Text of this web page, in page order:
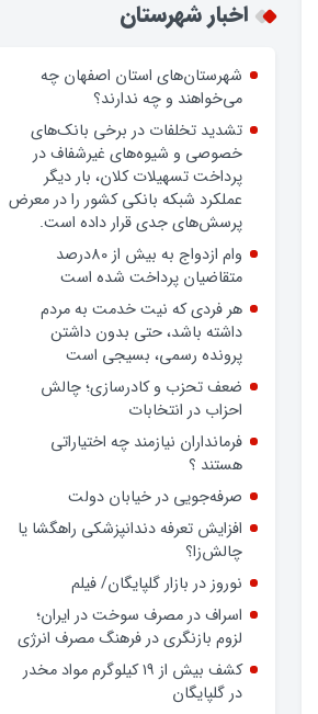
زن اگر خوب باشه یه زندگی حالش خوبه/
روز زن مبارک
اخبار شهرستان
شهرستان‌های استان اصفهان چه
می‌خواهند و چه ندارند؟
تشدید تخلفات در برخی بانک‌های
خصوصی و شیوه‌های غیرشفاف در
پرداخت تسهیلات کلان، بار دیگر
عملکرد شبکه بانکی کشور را در معرض
پرسش‌های جدی قرار داده است.
وام ازدواج به بیش از 80درصد
متقاضیان پرداخت شده است
هر فردی که نیت خدمت به مردم
داشته باشد، حتی بدون داشتن
پرونده رسمی، بسیجی است
ضعف تحزب و کادرسازی؛ چالش
احزاب در انتخابات
فرمانداران نیازمند چه اختیاراتی
هستند ؟
صرفه‌جویی در خیابان دولت
افزایش تعرفه دندانپزشکی راهگشا یا
چالش‌زا؟
نوروز در بازار گلپایگان/ فیلم
اسراف در مصرف سوخت در ایران؛
لزوم بازنگری در فرهنگ مصرف انرژی